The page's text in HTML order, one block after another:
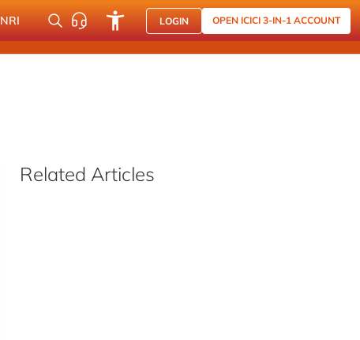
NRI LOGIN OPEN ICICI 3-IN-1 ACCOUNT
Related Articles